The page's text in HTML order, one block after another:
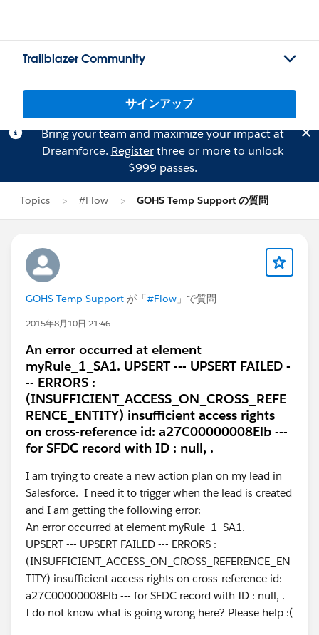
Trailblazer Community
サインアップ
Bring your team and maximize your impact at
Dreamforce. Registerthree or more to unlock
$999 passes.
Topics #Flow GOHS Temp Support の質問
GOHS Temp Support が「#Flow 」で質問
2015年8月10日 21:46
An error occurred at element
myRule_1_SA1. UPSERT --- UPSERT FAILED -
-- ERRORS :
(INSUFFICIENT_ACCESS_ON_CROSS_REFE
RENCE_ENTITY) insufficient access rights
on cross-reference id: a27C00000008Elb ---
for SFDC record with ID : null, .
I am trying to create a new action plan on my lead in
Salesforce. I need it to trigger when the lead is created
and I am getting the following error:
An error occurred at element myRule_1_SA1.
UPSERT --- UPSERT FAILED --- ERRORS :
(INSUFFICIENT_ACCESS_ON_CROSS_REFERENCE_EN
TITY) insufficient access rights on cross-reference id:
a27C00000008Elb --- for SFDC record with ID : null, .
I do not know what is going wrong here? Please help :(